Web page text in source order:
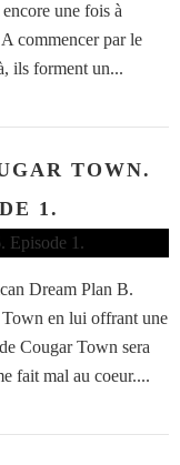
une fois à
commencer par le
ils forment un...
TOWN.
1.
Dream Plan B.
Town en lui offrant une
Cougar Town sera
fait mal au coeur....